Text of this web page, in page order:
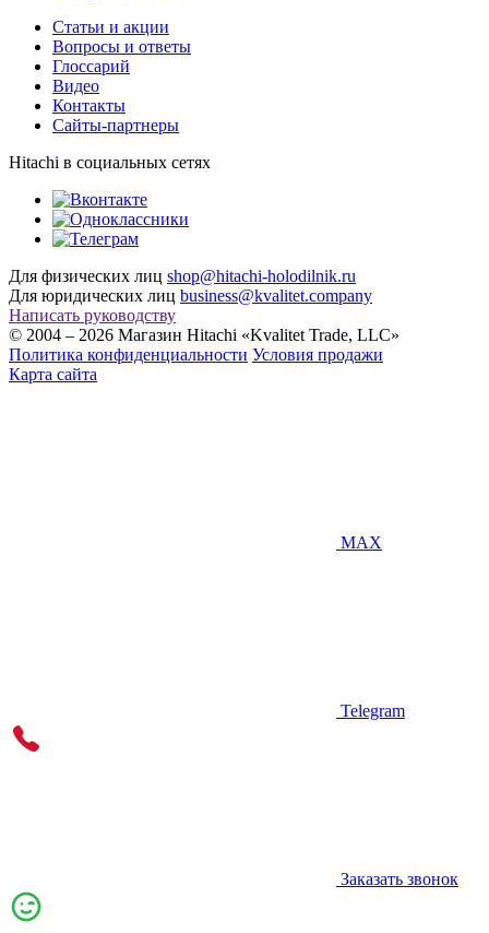
Cтатьи и акции
Вопросы и ответы
Глоссарий
Видео
Контакты
Сайты-партнеры
Hitachi в социальных сетях
Для физических лиц shop@hitachi-holodilnik.ru
Для юридических лиц business@kvalitet.company
Написать руководству
© 2004 – 2026 Магазин Hitachi «Kvalitet Trade, LLC»
Политика конфиденциальности Условия продажи
Карта сайта
MAX
Telegram
Заказать звонок